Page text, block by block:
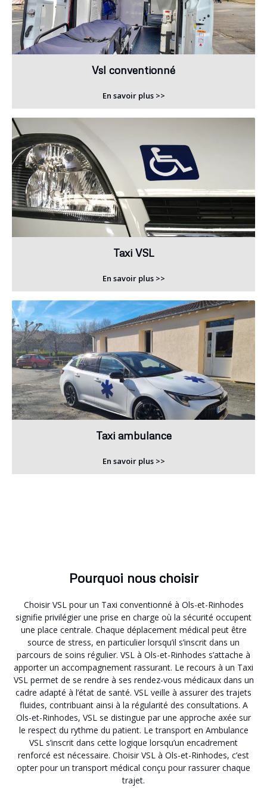
Vsl conventionné
En savoir plus >>
Taxi VSL
En savoir plus >>
Taxi ambulance
En savoir plus >>
Pourquoi nous choisir
Choisir VSL pour un Taxi conventionné à Ols-et-Rinhodes
signifie privilégier une prise en charge où la sécurité occupent
une place centrale. Chaque déplacement médical peut être
source de stress, en particulier lorsqu’il s’inscrit dans un
parcours de soins régulier. VSL à Ols-et-Rinhodes s’attache à
apporter un accompagnement rassurant. Le recours à un Taxi
VSL permet de se rendre à ses rendez-vous médicaux dans un
cadre adapté à l’état de santé. VSL veille à assurer des trajets
fluides, contribuant ainsi à la régularité des consultations. A
Ols-et-Rinhodes, VSL se distingue par une approche axée sur
le respect du rythme du patient. Le transport en Ambulance
VSL s’inscrit dans cette logique lorsqu’un encadrement
renforcé est nécessaire. Choisir VSL à Ols-et-Rinhodes, c’est
opter pour un transport médical conçu pour rassurer chaque
trajet.